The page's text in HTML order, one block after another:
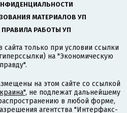
МАТЕРИАЛОВ УП
РАБОТЫ УП
только при условии ссылки
на "Экономическую
правду".
на этом сайте со ссылкой
, не подлежат дальнейшему
в любой форме,
агентства "Интерфакс-